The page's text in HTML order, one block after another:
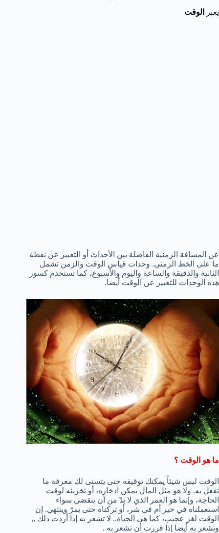
يعبر
الوقت
عن المسافة الزمنية الفاصلة بين الأحداث أو التعبير عن نقطة
ما على الخط الزمني. وحدات قياس الوقت والزمن تشمل
الثانية والدقيقة والساعة واليوم والأسبوع، كما تستخدم كسور
هذه الوحدات للتعبير عن الوقت أيضا.
ما هو الوقت ؟
الوقت ليس شيئاً يمكنك توقيفه حتى يتسنى لك معرفة ما
تفعل به. ولا هو مثل المال يمكن ادخاره، أو تخزينه لوقت
الحاجة، وإنما هو العمر الذي لا بدّ من أن ينقضي سواء
استعملناه في خير أم في شر، أو تركناه حتى يمرّ وينتهي. إن
الوقت لغز عجيب، كما هي الحياة.. لا تشعر به إذا أردت ذلك ,,
وتشعر به أيضا إذا قررت أن تشعر به .